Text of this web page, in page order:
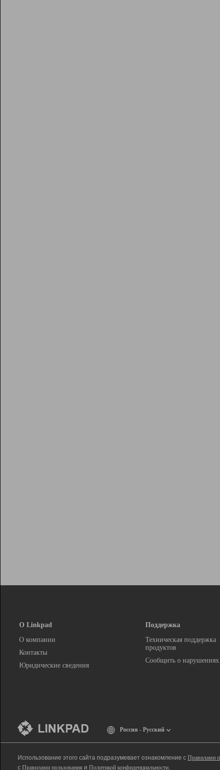
О Linkpad
О компании
Контакты
Юридические сведения
Поддержка
Техническая поддержка
продуктов
Сообщить о нарушениях
Россия - Русский
Использование этого сайта подразумевает ознакомление с Правилами
с Правилами пользования и Политикой конфиденциальности.